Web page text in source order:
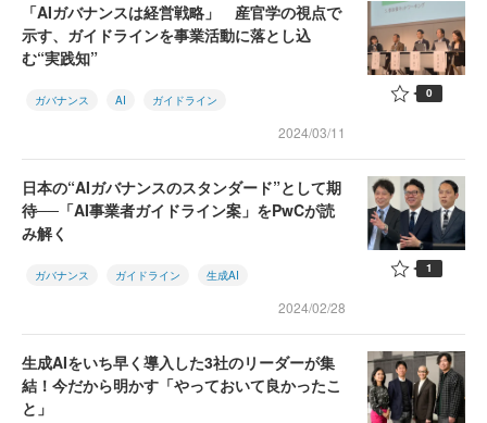
「AIガバナンスは経営戦略」 産官学の視点で
示す、ガイドラインを事業活動に落とし込
む“実践知”
ガバナンス AI ガイドライン
2024/03/11
0
日本の“AIガバナンスのスタンダード”として期
待──「AI事業者ガイドライン案」をPwCが読
み解く
ガバナンス ガイドライン 生成AI
2024/02/28
1
生成AIをいち早く導入した3社のリーダーが集
結！今だから明かす「やっておいて良かったこ
と」